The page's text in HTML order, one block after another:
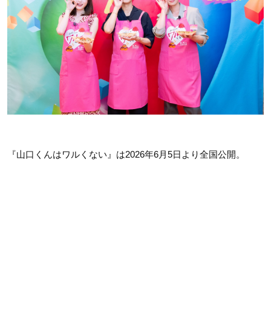
『山口くんはワルくない』は2026年6月5日より全国公開。